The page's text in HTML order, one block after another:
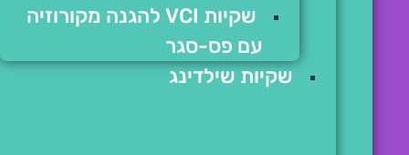
שקיות VCI להגנה מקורוזיה
עם פס-סגר
שקיות שילדינג